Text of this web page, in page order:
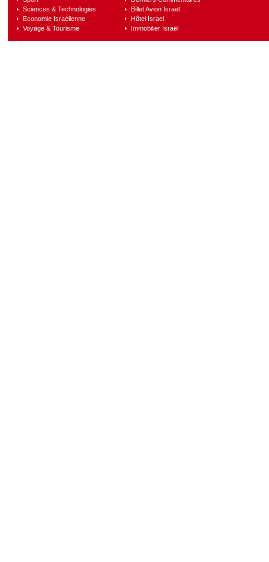
Sciences & Technologies
Economie Israélienne
Voyage & Tourisme
Billet Avion Israel
Hôtel Israel
Immobilier Israel